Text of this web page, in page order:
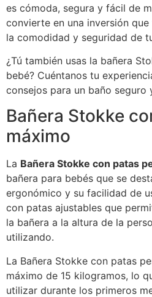
es cómoda, segura y fácil de
convierte en una inversión
la comodidad y seguridad de
¿Tú también usas la bañera
bebé? Cuéntanos tu
consejos para un baño seguro
Bañera Stokke
máximo
La Bañera Stokke con patas
bañera para bebés que se
ergonómico y su facilidad de
con patas ajustables que
la bañera a la altura de la
utilizando.
La Bañera Stokke con patas
máximo de 15 kilogramos, lo
utilizar durante los primeros